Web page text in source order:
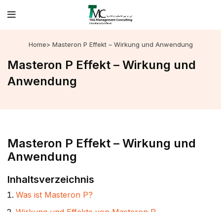
Home> Masteron P Effekt – Wirkung und Anwendung
Masteron P Effekt – Wirkung und
Anwendung
Masteron P Effekt – Wirkung und
Anwendung
Inhaltsverzeichnis
Was ist Masteron P?